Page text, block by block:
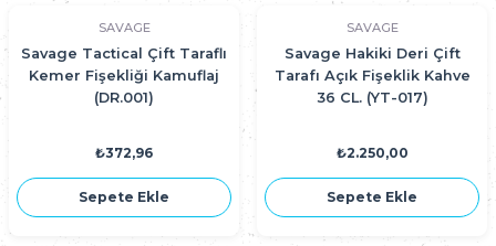
SAVAGE
Savage Tactical Çift Taraflı
Kemer Fişekliği Kamuflaj
(DR.001)
₺372,96
Sepete Ekle
SAVAGE
Savage Hakiki Deri Çift
Tarafı Açık Fişeklik Kahve
36 CL. (YT-017)
₺2.250,00
Sepete Ekle